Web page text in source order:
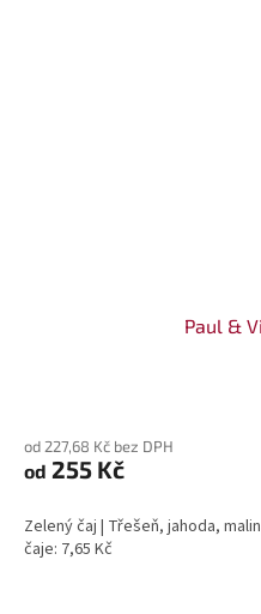
Paul &
od 227,68 Kč bez DPH
od 255 Kč
Zelený čaj | Třešeň, jahoda,
čaje: 7,65 Kč